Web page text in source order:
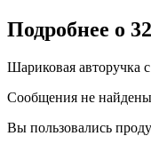
Подробнее о
Шариковая авторучка
Сообщения не найдены
Вы пользовались